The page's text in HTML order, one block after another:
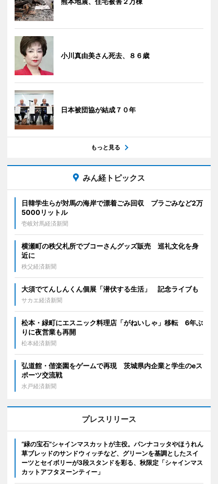
小川真由美さん死去、８６歳
日本被団協が結成７０年
もっと見る
みん経トピックス
日韓学生らが対馬の海岸で漂着ごみ回収 プラごみなど2万
5000リットル
壱岐対馬経済新聞
横瀬町の秩父札所でブコーさんグッズ販売 巡礼文化を身
近に
秩父経済新聞
大須でてんしんくん個展「潜伏する生活」 記念ライブも
サカエ経済新聞
松本・緑町にエスニック料理店「がねいしゃ」移転 6年ぶ
りに夜営業も再開
松本経済新聞
弘道館・偕楽園をゲームで再現 茨城県内企業と学生のeス
ポーツ交流戦
水戸経済新聞
プレスリリース
“緑の宝石”シャインマスカットが主役。パンナコッタやほうれん
草ブレッドのサンドウィッチなど、グリーンを基調としたスイ
ーツとセイボリーが3段スタンドを彩る、秋限定「シャインマス
カットアフタヌーンティー」